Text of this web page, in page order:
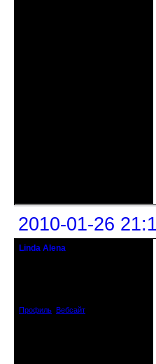
2010-01-26
Linda Alena
Профиль Вебсайт